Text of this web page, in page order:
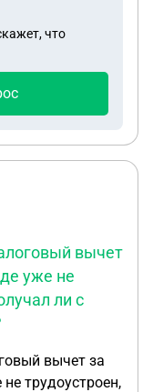
что
вычет
уже не
ли с
вычет за
трудоустроен,